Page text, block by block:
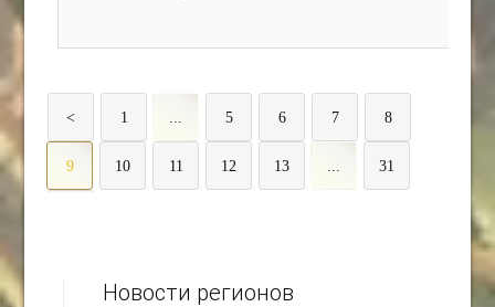
< 1 ... 5 6 7 8
9 10 11 12 13 ... 31
Новости регионов